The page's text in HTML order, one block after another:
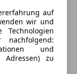
auf
wir und
und
Adressen) zu